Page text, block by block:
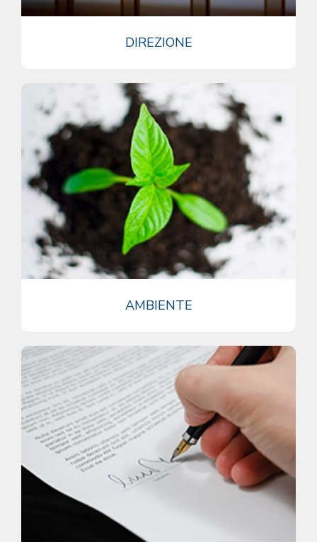
DIREZIONE
AMBIENTE